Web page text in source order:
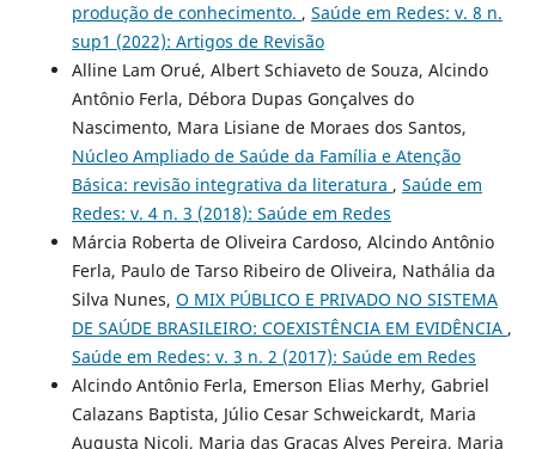
produção de conhecimento. , Saúde em Redes: v. 8 n.
sup1 (2022): Artigos de Revisão
Alline Lam Orué, Albert Schiaveto de Souza, Alcindo
Antônio Ferla, Débora Dupas Gonçalves do
Nascimento, Mara Lisiane de Moraes dos Santos,
Núcleo Ampliado de Saúde da Família e Atenção
Básica: revisão integrativa da literatura , Saúde em
Redes: v. 4 n. 3 (2018): Saúde em Redes
Márcia Roberta de Oliveira Cardoso, Alcindo Antônio
Ferla, Paulo de Tarso Ribeiro de Oliveira, Nathália da
Silva Nunes, O MIX PÚBLICO E PRIVADO NO SISTEMA
DE SAÚDE BRASILEIRO: COEXISTÊNCIA EM EVIDÊNCIA ,
Saúde em Redes: v. 3 n. 2 (2017): Saúde em Redes
Alcindo Antônio Ferla, Emerson Elias Merhy, Gabriel
Calazans Baptista, Júlio Cesar Schweickardt, Maria
Augusta Nicoli, Maria das Graças Alves Pereira, Maria